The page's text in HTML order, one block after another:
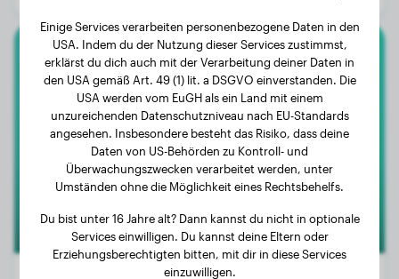
Labrador Retriever
Kira
Einige Services verarbeiten personenbezogene Daten in den
USA. Indem du der Nutzung dieser Services zustimmst,
erklärst du dich auch mit der Verarbeitung deiner Daten in
den USA gemäß Art. 49 (1) lit. a DSGVO einverstanden. Die
USA werden vom EuGH als ein Land mit einem
unzureichenden Datenschutzniveau nach EU-Standards
angesehen. Insbesondere besteht das Risiko, dass deine
Daten von US-Behörden zu Kontroll- und
Überwachungszwecken verarbeitet werden, unter
Umständen ohne die Möglichkeit eines Rechtsbehelfs.
Du bist unter 16 Jahre alt? Dann kannst du nicht in optionale
Services einwilligen. Du kannst deine Eltern oder
Erziehungsberechtigten bitten, mit dir in diese Services
einzuwilligen.